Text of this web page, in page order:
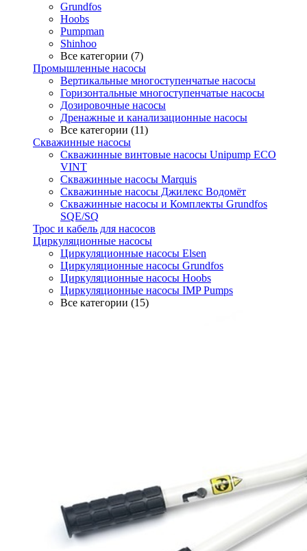
Grundfos
Hoobs
Pumpman
Shinhoo
Все категории (7)
Промышленные насосы
Вертикальные многоступенчатые насосы
Горизонтальные многоступенчатые насосы
Дозировочные насосы
Дренажные и канализационные насосы
Все категории (11)
Скважинные насосы
Скважинные винтовые насосы Unipump ECO
VINT
Скважинные насосы Marquis
Скважинные насосы Джилекс Водомёт
Скважинные насосы и Комплекты Grundfos
SQE/SQ
Трос и кабель для насосов
Циркуляционные насосы
Циркуляционные насосы Elsen
Циркуляционные насосы Grundfos
Циркуляционные насосы Hoobs
Циркуляционные насосы IMP Pumps
Все категории (15)